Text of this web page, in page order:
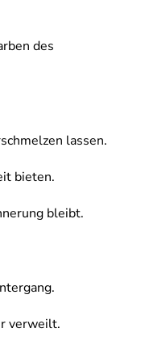
des
lassen.
bieten.
bleibt.
verweilt.